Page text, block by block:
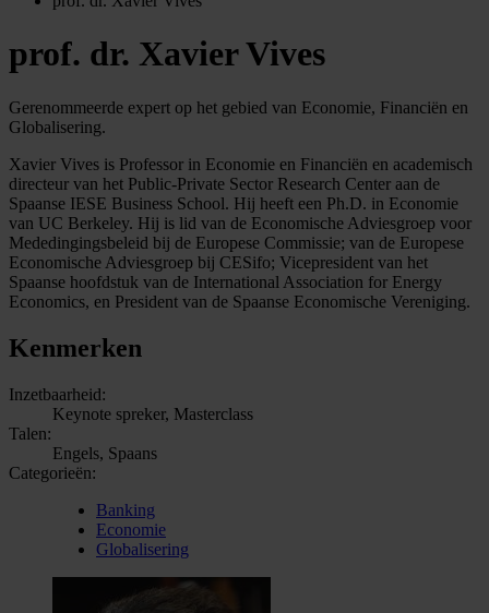
prof. dr. Xavier Vives
Gerenommeerde expert op het gebied van Economie, Financiën en
Globalisering.
Xavier Vives is Professor in Economie en Financiën en academisch
directeur van het Public-Private Sector Research Center aan de
Spaanse IESE Business School. Hij heeft een Ph.D. in Economie
van UC Berkeley. Hij is lid van de Economische Adviesgroep voor
Mededingingsbeleid bij de Europese Commissie; van de Europese
Economische Adviesgroep bij CESifo; Vicepresident van het
Spaanse hoofdstuk van de International Association for Energy
Economics, en President van de Spaanse Economische Vereniging.
Kenmerken
Inzetbaarheid:
Keynote spreker, Masterclass
Talen:
Engels, Spaans
Categorieën:
Banking
Economie
Globalisering